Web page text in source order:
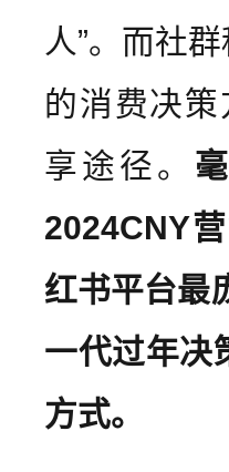
人”。而社
的消费决
享途径。
2024CNY
红书平台最
一代过年决
方式。